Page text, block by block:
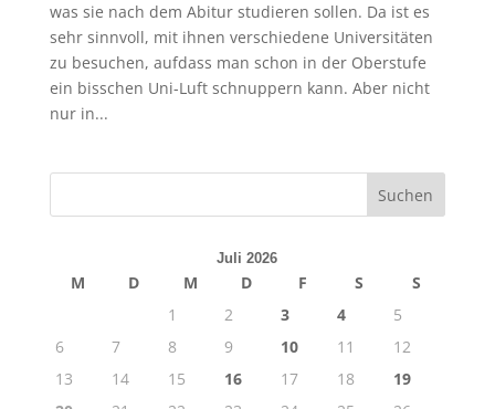
was sie nach dem Abitur studieren sollen. Da ist es
sehr sinnvoll, mit ihnen verschiedene Universitäten
zu besuchen, aufdass man schon in der Oberstufe
ein bisschen Uni-Luft schnuppern kann. Aber nicht
nur in...
Juli 2026
M D M D F S
S
1
2 3 4
5
6
7 8 9 10 11
12
13
14 15 16 17 18
19